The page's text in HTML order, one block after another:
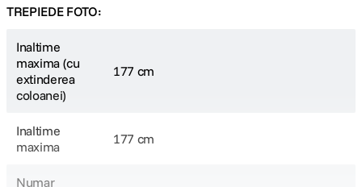
TREPIEDE FOTO:
Inaltime
maxima (cu
extinderea
coloanei)
177 cm
Inaltime
maxima
177 cm
Numar